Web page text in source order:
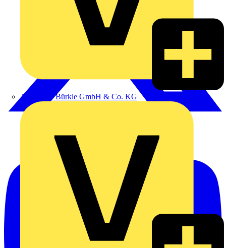
Alexander Bürkle GmbH & Co. KG